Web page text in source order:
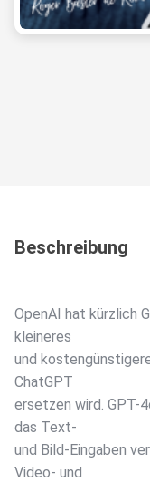
Beschreibung
OpenAI hat kürzlich
kleineres
und
ChatGPT
ersetzen wird. GPT-
das Text-
und Bild-Eingaben
Video- und